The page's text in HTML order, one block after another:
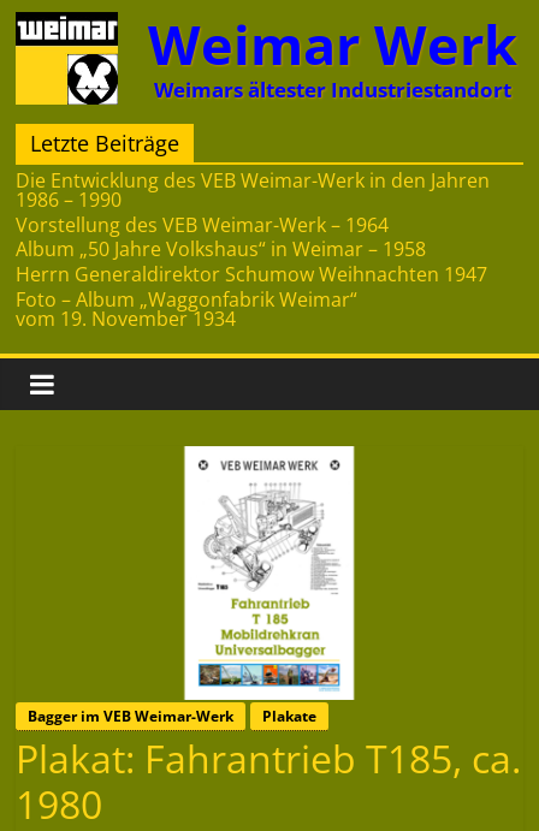
Zum
Inhalt
springen
Weimar Werk
Weimars ältester Industriestandort
Letzte Beiträge
Die Entwicklung des VEB Weimar-Werk in den Jahren
1986 – 1990
Vorstellung des VEB Weimar-Werk – 1964
Album „50 Jahre Volkshaus“ in Weimar – 1958
Herrn Generaldirektor Schumow Weihnachten 1947
Foto – Album „Waggonfabrik Weimar“
vom 19. November 1934
Bagger im VEB Weimar-Werk Plakate
Plakat: Fahrantrieb T185, ca.
1980